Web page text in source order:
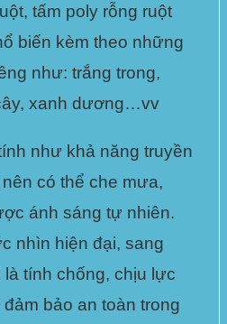
tấm poly rỗng ruột
biến kèm theo những
như: trắng trong,
xanh dương…vv
như khả năng truyền
nên có thể che mưa,
ánh sáng tự nhiên.
nhìn hiện đại, sang
tính chống, chịu lực
bảo an toàn trong